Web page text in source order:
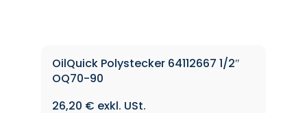
OilQuick Polystecker 64112667 1/2″
OQ70-90
26,20 €